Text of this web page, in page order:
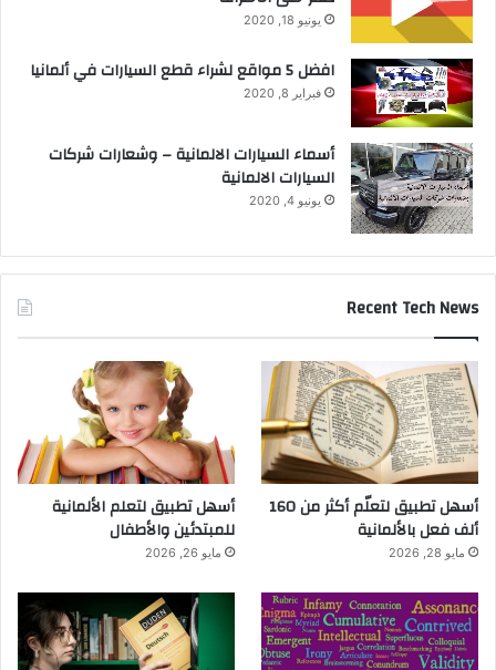
يونيو 18, 2020
افضل 5 مواقع لشراء قطع السيارات في ألمانيا
فبراير 8, 2020
أسماء السيارات الالمانية – وشعارات شركات
السيارات الالمانية
يونيو 4, 2020
Recent Tech News
أسهل تطبيق لتعلّم أكثر من 160
ألف فعل بالألمانية
مايو 28, 2026
أسهل تطبيق لتعلم الألمانية
للمبتدئين والأطفال
مايو 26, 2026